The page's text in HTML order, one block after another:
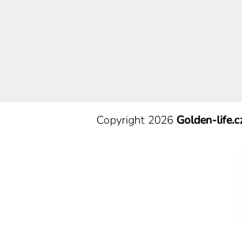
Copyright 2026 Golden-